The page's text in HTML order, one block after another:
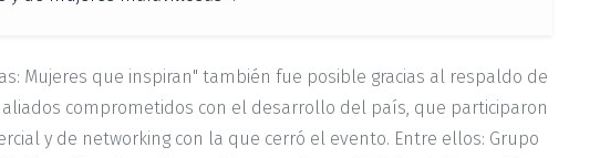
Mujeres que inspiran" también fue posible gracias al respaldo de
comprometidos con el desarrollo del país, que participaron
y de networking con la que cerró el evento. Entre ellos: Grupo